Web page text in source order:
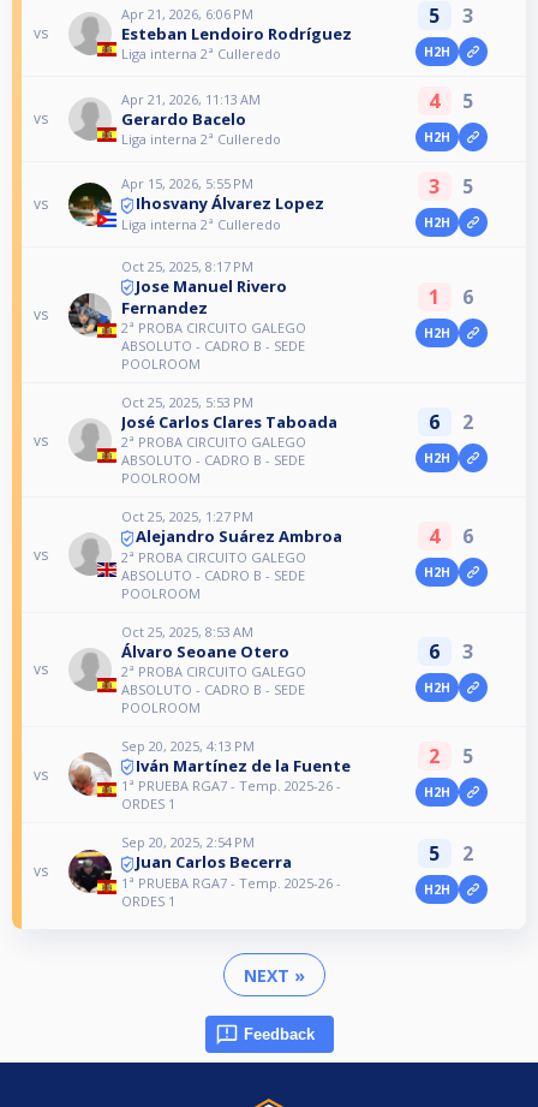
vs
Apr 21, 2026, 6:06 PM
Esteban Lendoiro Rodríguez
Liga interna 2ª Culleredo
5 3
H2H
vs
Apr 21, 2026, 11:13 AM
Gerardo Bacelo
Liga interna 2ª Culleredo
4 5
H2H
vs
Apr 15, 2026, 5:55 PM
Ihosvany Álvarez Lopez
Liga interna 2ª Culleredo
3 5
H2H
vs
Oct 25, 2025, 8:17 PM
Jose Manuel Rivero
Fernandez
2ª PROBA CIRCUITO GALEGO
ABSOLUTO - CADRO B - SEDE
POOLROOM
1 6
H2H
vs
Oct 25, 2025, 5:53 PM
José Carlos Clares Taboada
2ª PROBA CIRCUITO GALEGO
ABSOLUTO - CADRO B - SEDE
POOLROOM
6 2
H2H
vs
Oct 25, 2025, 1:27 PM
Alejandro Suárez Ambroa
2ª PROBA CIRCUITO GALEGO
ABSOLUTO - CADRO B - SEDE
POOLROOM
4 6
H2H
vs
Oct 25, 2025, 8:53 AM
Álvaro Seoane Otero
2ª PROBA CIRCUITO GALEGO
ABSOLUTO - CADRO B - SEDE
POOLROOM
6 3
H2H
vs
Sep 20, 2025, 4:13 PM
Iván Martínez de la Fuente
1ª PRUEBA RGA7 - Temp. 2025-26 -
ORDES 1
2 5
H2H
vs
Sep 20, 2025, 2:54 PM
Juan Carlos Becerra
1ª PRUEBA RGA7 - Temp. 2025-26 -
ORDES 1
5 2
H2H
NEXT »
Feedback